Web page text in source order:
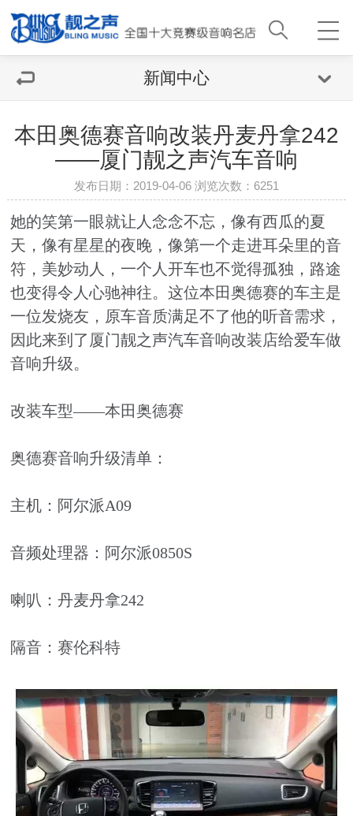
新闻中心
本田奥德赛音响改装丹麦丹拿242
——厦门靓之声汽车音响
发布日期：2019-04-06 浏览次数： 6251
她的笑第一眼就让人念念不忘，像有西瓜的夏
天，像有星星的夜晚，像第一个走进耳朵里的音
符，美妙动人，一个人开车也不觉得孤独，路途
也变得令人心驰神往。这位本田奥德赛的车主是
一位发烧友，原车音质满足不了他的听音需求，
因此来到了厦门靓之声汽车音响改装店给爱车做
音响升级。
改装车型——本田奥德赛
奥德赛音响升级清单：
主机：阿尔派A09
音频处理器：阿尔派0850S
喇叭：丹麦丹拿242
隔音：赛伦科特